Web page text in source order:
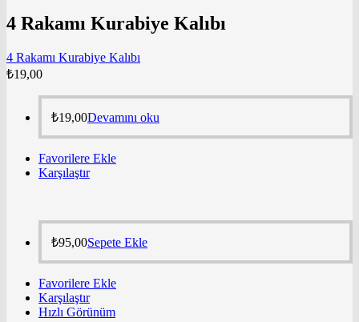
4 Rakamı Kurabiye Kalıbı
4 Rakamı Kurabiye Kalıbı
₺19,00
₺19,00Devamını oku
Favorilere Ekle
Karşılaştır
₺95,00Sepete Ekle
Favorilere Ekle
Karşılaştır
Hızlı Görünüm